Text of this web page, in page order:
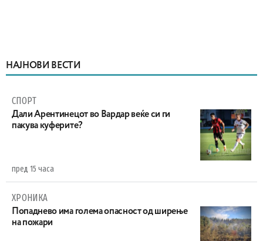
НАЈНОВИ ВЕСТИ
СПОРТ
Дали Арентинецот во Вардар веќе си ги
пакува куферите?
пред 15 часа
ХРОНИКА
Попаднево има голема опасност од ширење
на пожари